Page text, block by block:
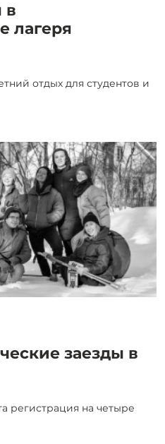
в
лагеря
отдых для студентов и
заезды в
регистрация на четыре